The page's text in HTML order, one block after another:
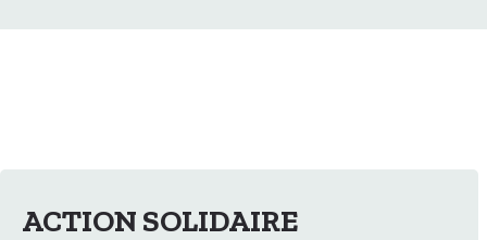
ACTION SOLIDAIRE